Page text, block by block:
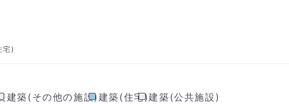
宅)
建築(その他の施設) 建築(住宅)建築(公共施設)